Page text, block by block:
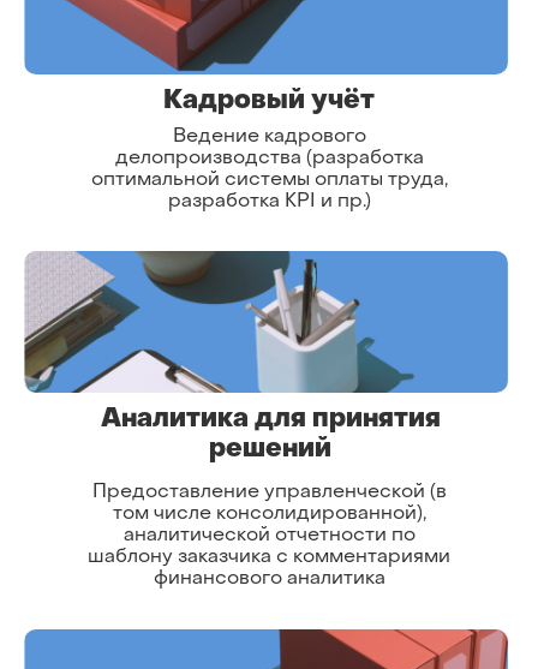
Предоставление управленческой (в
том числе консолидированной),
аналитической отчетности по
шаблону заказчика с комментариями
финансового аналитика
Аналитика для принятия
решений
Кадровый учёт
Ведение кадрового
делопроизводства (разработка
оптимальной системы оплаты труда,
разработка KPI и пр.)